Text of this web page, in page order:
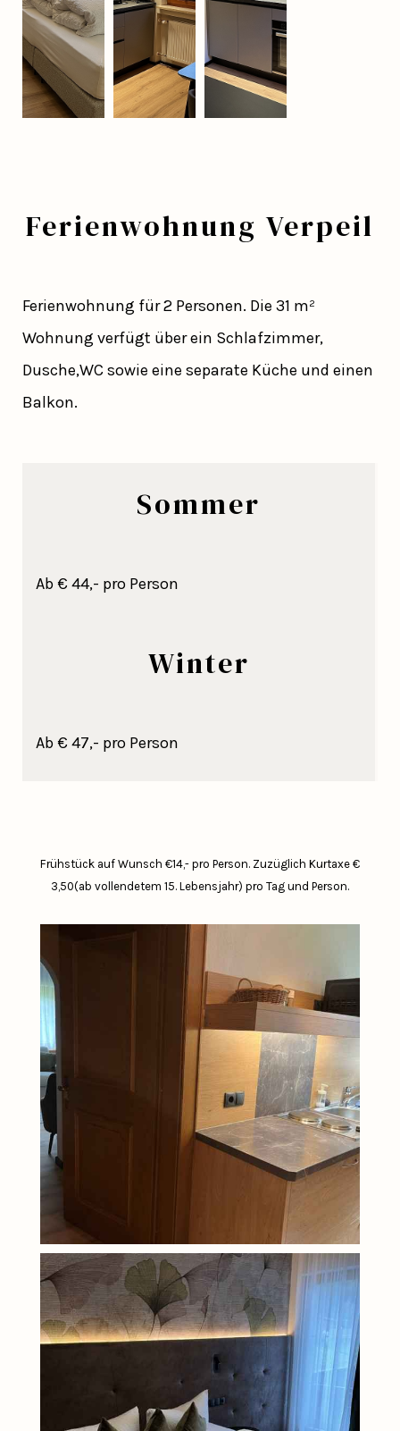
Ferienwohnung Verpeil
Ferienwohnung für 2 Personen. Die 31 m²
Wohnung verfügt über ein Schlafzimmer,
Dusche,WC sowie eine separate Küche und einen
Balkon.
Sommer
Ab € 44,- pro Person
Winter
Ab € 47,- pro Person
Frühstück auf Wunsch €14,- pro Person. Zuzüglich Kurtaxe €
3,50(ab vollendetem 15. Lebensjahr) pro Tag und Person.